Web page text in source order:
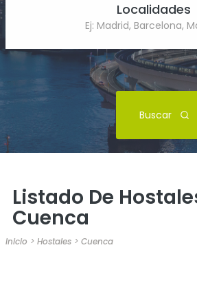
Localidades
Ej: Madrid, Barcelona,
Buscar
Listado De
Cuenca
Inicio > Hostales> Cuenca